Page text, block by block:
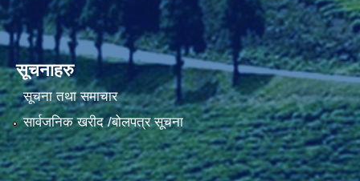
सूचनाहरु
सूचना तथा समाचार
सार्वजनिक खरीद /बोलपत्र सूचना